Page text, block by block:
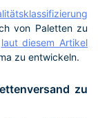
von Paletten zu
laut diesem Artikel
zu entwickeln.
zu